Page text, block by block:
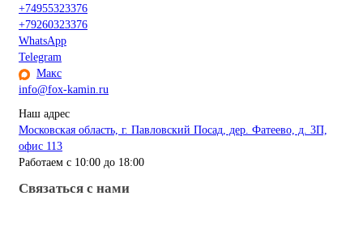
+74955323376
+79260323376
WhatsApp
Telegram
Макс
info@fox-kamin.ru
Наш адрес
Московская область, г. Павловский Посад, дер. Фатеево, д. 3П,
офис 113
Работаем с 10:00 до 18:00
Связаться с нами